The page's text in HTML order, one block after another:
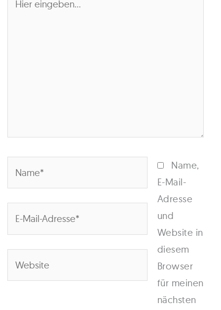
eingeben…
Name,
E-Mail-
Adresse
und
Website in
diesem
Browser
für meinen
nächsten